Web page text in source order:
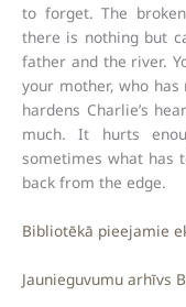
to forget. The
there is nothing but
father and the river.
your mother, who
hardens Charlie’s
much. It hurts
sometimes what has
back from the edge.
Bibliotēkā pieejamie
Jaunieguvumu arhīvs